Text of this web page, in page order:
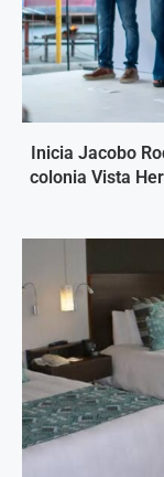
Inicia Jacobo
colonia Vista